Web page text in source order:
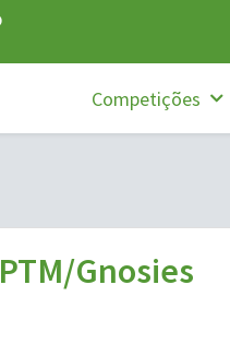
Competições
Gnosies